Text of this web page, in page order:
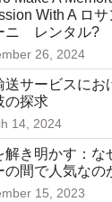
With A ロ
ニ レンタル?
26, 2024
送サービスにお
の探求
14, 2024
解き明かす：な
の間で人気なの
15, 2023